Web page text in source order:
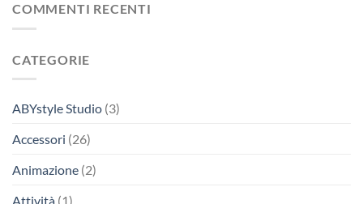
COMMENTI RECENTI
CATEGORIE
ABYstyle Studio (3)
Accessori (26)
Animazione (2)
Attività (1)